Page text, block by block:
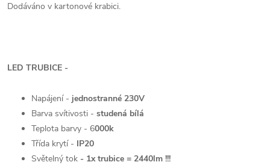
Dodáváno v kartonové krabici.
LED TRUBICE -
Napájení - jednostranné 230V
Barva svítivosti - studená bílá
Teplota barvy - 6000k
Třída krytí - IP20
Světelný tok - 1x trubice = 2440lm !!!